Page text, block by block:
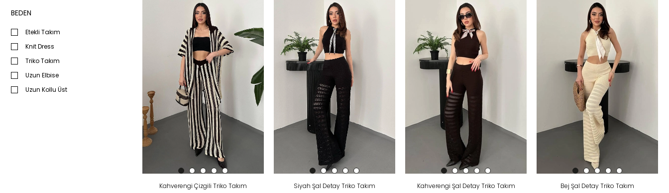
BEDEN
Etekli Takım
Knit Dress
Triko Takım
Uzun Elbise
Uzun Kollu Üst
Kahverengi Çizgili Triko Takım Siyah Şal Detay Triko Takım Kahverengi Şal Detay Triko Takım Bej Şal Detay Triko Takım